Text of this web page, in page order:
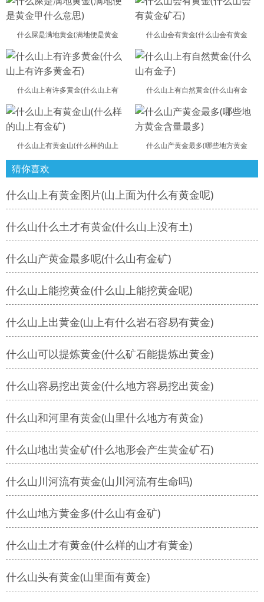
什么屎是满地黄金(满地便是黄金 什么山会有黄金(什么山会有黄金
什么山上有许多黄金(什么山上有 什么山上有自然黄金(什么山有金
什么山上有黄金山(什么样的山上 什么山产黄金最多(哪些地方黄金
猜你喜欢
什么山上有黄金图片(山上面为什么有黄金呢)
什么山什么土才有黄金(什么山上没有土)
什么山产黄金最多呢(什么山有金矿)
什么山上能挖黄金(什么山上能挖黄金呢)
什么山上出黄金(山上有什么岩石容易有黄金)
什么山可以提炼黄金(什么矿石能提炼出黄金)
什么山容易挖出黄金(什么地方容易挖出黄金)
什么山和河里有黄金(山里什么地方有黄金)
什么山地出黄金矿(什么地形会产生黄金矿石)
什么山川河流有黄金(山川河流有生命吗)
什么山地方黄金多(什么山有金矿)
什么山土才有黄金(什么样的山才有黄金)
什么山头有黄金(山里面有黄金)